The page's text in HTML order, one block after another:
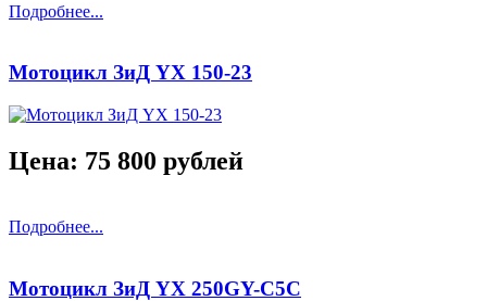
Подробнее...
Мотоцикл ЗиД YX 150-23
Цена: 75 800 рублей
Подробнее...
Мотоцикл ЗиД YX 250GY-C5C